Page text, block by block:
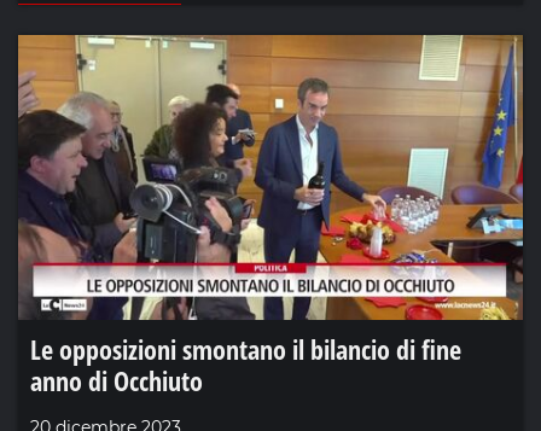
Le opposizioni smontano il bilancio di fine
anno di Occhiuto